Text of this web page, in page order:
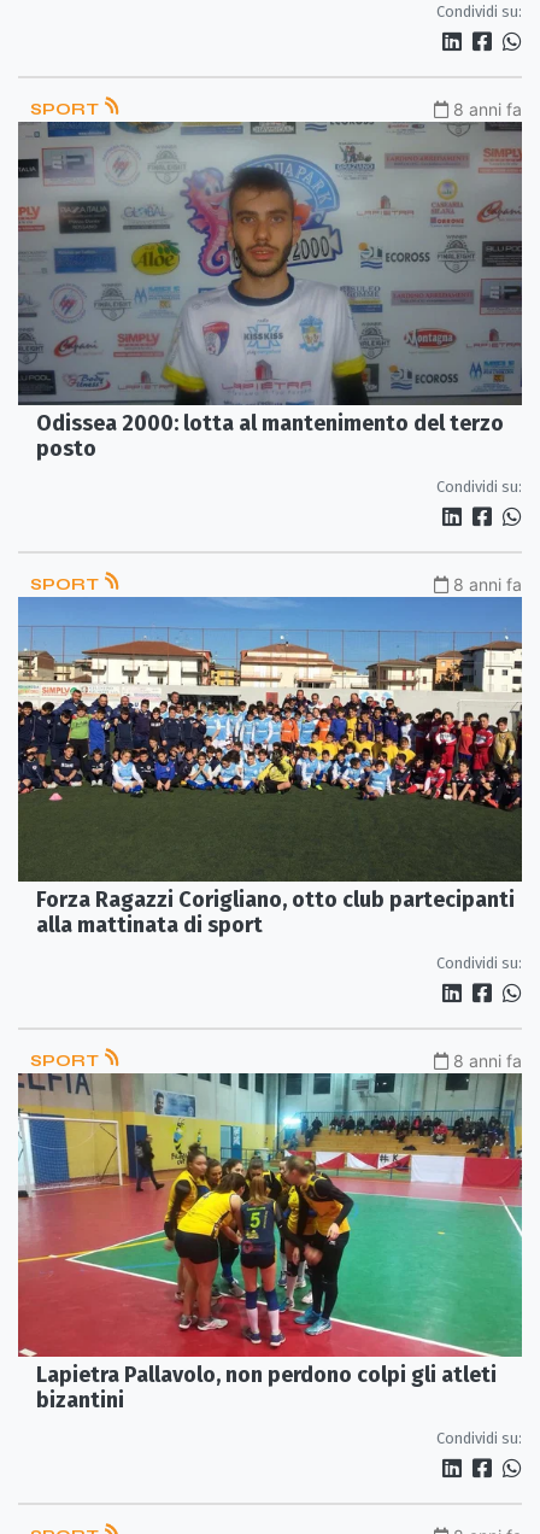
Condividi su:
SPORT 8 anni fa
Odissea 2000: lotta al mantenimento del terzo
posto
Condividi su:
SPORT 8 anni fa
Forza Ragazzi Corigliano, otto club partecipanti
alla mattinata di sport
Condividi su:
SPORT 8 anni fa
Lapietra Pallavolo, non perdono colpi gli atleti
bizantini
Condividi su: